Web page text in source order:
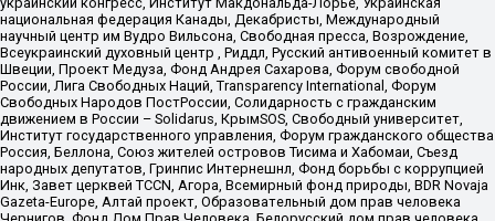
национальная федерация Канады, Декабристы, Международный
научный центр им Вудро Вильсона, Свободная пресса, Возрождение,
Всеукраинский духовный центр , Риддл, Русский антивоенный комитет в
Швеции, Проект Медуза, Фонд Андрея Сахарова, Форум свободной
России, Лига Свободных Наций, Transparеncy International, Форум
Свободных Народов ПостРоссии, Солидарность с гражданским
движением в России – Solidarus, КрымSOS, Свободный университет,
Институт государственного управления, Форум гражданского общества
Россия, Беллона, Союз жителей островов Тисима и Хабомаи, Съезд
народных депутатов, Гринпис Интернешнл, Фонд борьбы с коррупцией
Инк, Завет церквей TCCN, Агора, Всемирный фонд природы, BDR Novaja
Gazeta-Europe, Алтай проект, Образовательный дом прав человека